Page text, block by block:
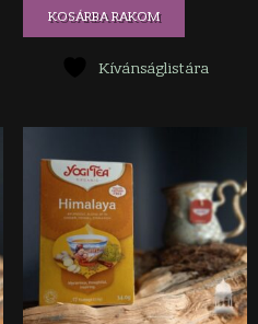
KOSÁRBA RAKOM
Kívánságlistára